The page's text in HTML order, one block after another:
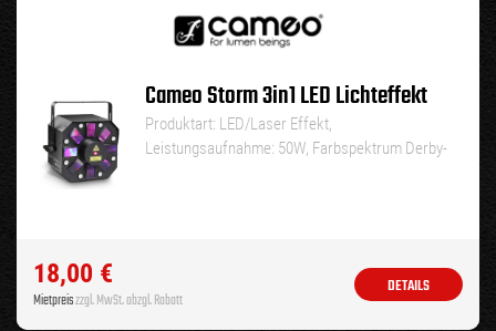
Cameo Storm 3in1 LED Lichteffekt
Produktart: LED/Laser Effekt,
Leistungsaufnahme: 50W, Farbspektrum Derby-
18,00 €
Mietpreiszzgl. MwSt. abzgl. Rabatt
DETAILS